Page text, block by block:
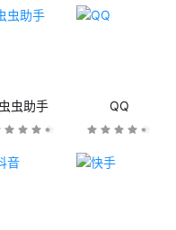
虫虫助手 QQ